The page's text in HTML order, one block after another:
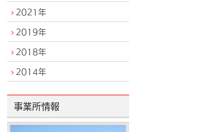
2021年
2019年
2018年
2014年
事業所情報